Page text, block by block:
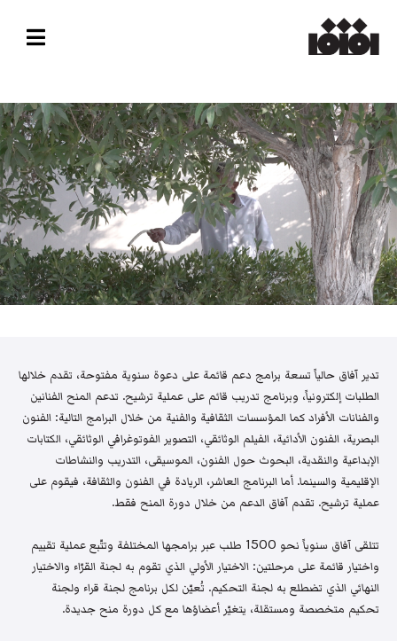
تدير آفاق حالياً تسعة برامج دعم قائمة على دعوة سنوية مفتوحة، تقدم خلالها
الطلبات إلكترونياً، وبرنامج تدريب قائم على عملية ترشيح. تدعم المنح الفنانين
والفنانات الأفراد كما المؤسسات الثقافية والفنية من خلال البرامج التالية: الفنون
البصرية، الفنون الأدائية، الفيلم الوثائقي، التصوير الفوتوغرافي الوثائقي، الكتابات
الإبداعية والنقدية، البحوث حول الفنون، الموسيقى، التدريب والنشاطات
الإقليمية والسينما. أما البرنامج العاشر، الريادة في الفنون والثقافة، فيقوم على
عملية ترشيح. تقدم آفاق الدعم من خلال دورة المنح فقط.
تتلقى آفاق سنوياً نحو 1500 طلب عبر برامجها المختلفة وتتّبع عملية تقييم
واختيار قائمة على مرحلتين: الاختيار الأولي الذي تقوم به لجنة القرّاء والاختيار
النهائي الذي تضطلع به لجنة التحكيم. تُعيّن لكل برنامج لجنة قراء ولجنة
تحكيم متخصصة ومستقلة، يتغيّر أعضاؤها مع كل دورة منح جديدة.